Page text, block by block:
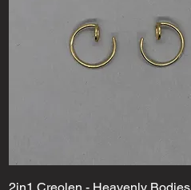
Schnellansicht
2in1 Creolen - Heavenly Bodies